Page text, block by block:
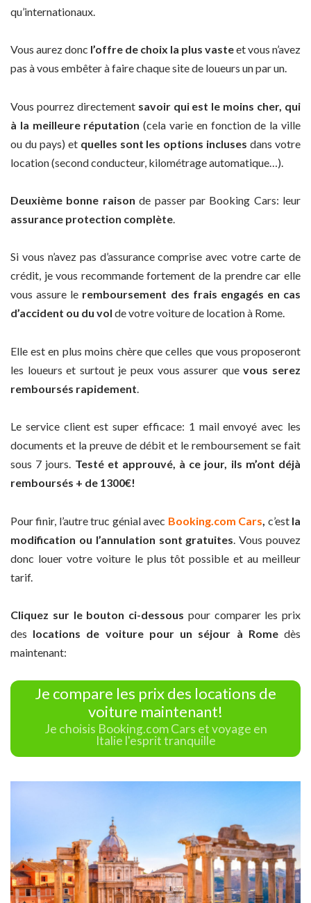
qu’internationaux.
Vous aurez donc l’offre de choix la plus vasteet vous n’avez
pas à vous embêter à faire chaque site de loueurs un par un.
Vous pourrez directement savoir qui est le moins cher, qui
à la meilleure réputation (cela varie en fonction de la ville
ou du pays) et quelles sont les options incluses dans votre
location (second conducteur, kilométrage automatique…).
Deuxième bonne raison de passer par Booking Cars: leur
assurance protection complète.
Si vous n’avez pas d’assurance comprise avec votre carte de
crédit, je vous recommande fortement de la prendre car elle
vous assure le remboursement des frais engagés en cas
d’accident ou du vol de votre voiture de location à Rome.
Elle est en plus moins chère que celles que vous proposeront
les loueurs et surtout je peux vous assurer quevous serez
remboursés rapidement
Le service client est super efficace: 1 mail envoyé avec les
documents et la preuve de débit et le remboursement se fait
sous 7 jours. Testé et approuvé, à ce jour, ils m’ont déjà
remboursés + de 1300€!
Pour finir, l’autre truc génial avec Booking.com Cars c’est la
modification ou l’annulation sont gratuites . Vous pouvez
donc louer votre voiture le plus tôt possible et au meilleur
tarif.
Cliquez sur le bouton ci-dessous pour comparer les prix
des locations de voiture pour un séjour à Romedès
maintenant:
Je compare les prix des locations de
voiture maintenant!
Je choisis Booking.com Cars et voyage en
Italie l'esprit tranquille